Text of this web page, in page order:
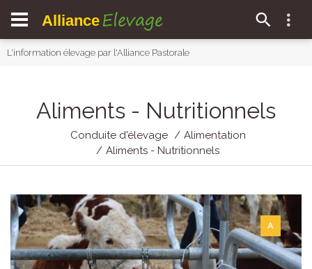
Alliance Elevage
L'information élevage par l'Alliance Pastorale
Aliments - Nutritionnels
Conduite d'élevage
Alimentation
Aliments - Nutritionnels
A